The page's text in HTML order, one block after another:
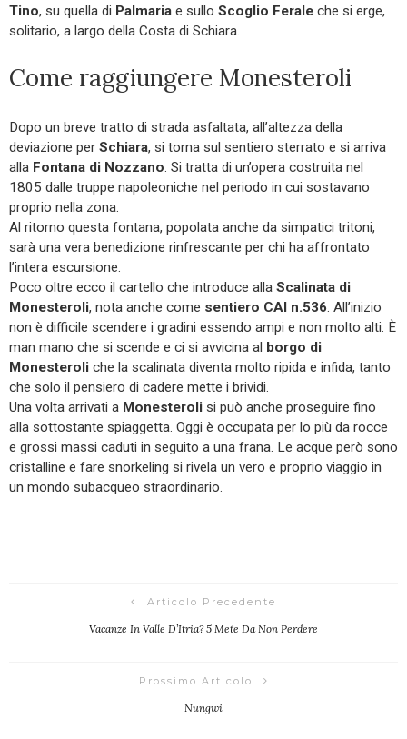
Tino, su quella di Palmaria e sullo Scoglio Ferale che si erge,
solitario, a largo della Costa di Schiara.
Come raggiungere Monesteroli
Dopo un breve tratto di strada asfaltata, all’altezza della
deviazione per Schiara, si torna sul sentiero sterrato e si arriva
alla Fontana di Nozzano . Si tratta di un’opera costruita nel
1805 dalle truppe napoleoniche nel periodo in cui sostavano
proprio nella zona.
Al ritorno questa fontana, popolata anche da simpatici tritoni,
sarà una vera benedizione rinfrescante per chi ha affrontato
l’intera escursione.
Poco oltre ecco il cartello che introduce alla Scalinata di
Monesteroli, nota anche come sentiero CAI n.536 . All’inizio
non è difficile scendere i gradini essendo ampi e non molto alti. È
man mano che si scende e ci si avvicina al borgo di
Monesteroli che la scalinata diventa molto ripida e infida, tanto
che solo il pensiero di cadere mette i brividi.
Una volta arrivati a Monesteroli si può anche proseguire fino
alla sottostante spiaggetta. Oggi è occupata per lo più da rocce
e grossi massi caduti in seguito a una frana. Le acque però sono
cristalline e fare snorkeling si rivela un vero e proprio viaggio in
un mondo subacqueo straordinario.
Articolo Precedente
Vacanze In Valle D’Itria? 5 Mete Da Non Perdere
Prossimo Articolo
Nungwi